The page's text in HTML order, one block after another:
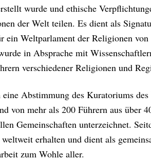
wurde und ethische
der Welt teilen. Es dient als
ein Weltparlament der Religionen
in Absprache mit
verschiedener Religionen und
Abstimmung des Kuratoriums
von mehr als 200 Führern aus über
Gemeinschaften unterzeichnet.
erhalten und dient als
zum Wohle aller.